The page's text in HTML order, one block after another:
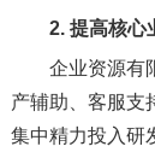
2. 提高核心
企业资源有
产辅助、客服支
集中精力投入研